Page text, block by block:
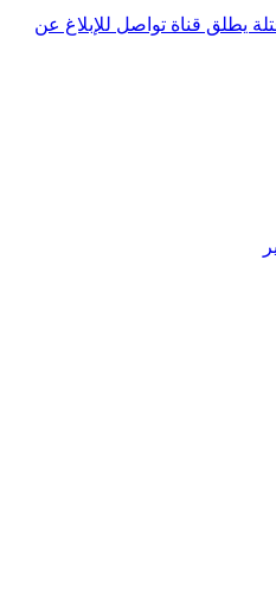
يطلق قناة تواصل للإبلاغ عن